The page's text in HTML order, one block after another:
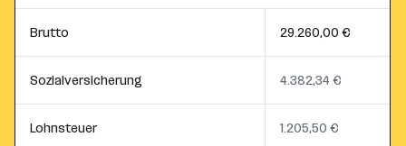
Brutto 29.260,00 €
Sozialversicherung 4.382,34 €
Lohnsteuer 1.205,50 €